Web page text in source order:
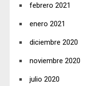
febrero 2021
enero 2021
diciembre 2020
noviembre 2020
julio 2020